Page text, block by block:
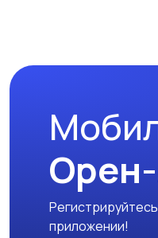
приложении!